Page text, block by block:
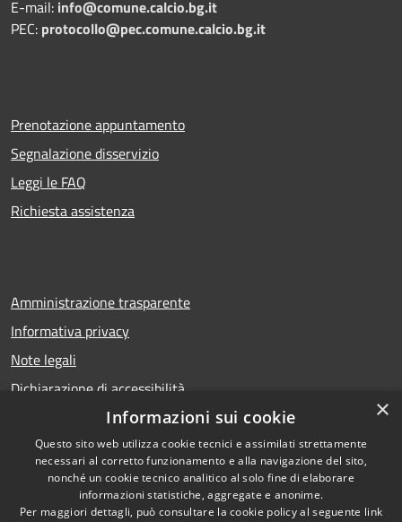
E-mail: info@comune.calcio.bg.it
PEC: protocollo@pec.comune.calcio.bg.it
Prenotazione appuntamento
Segnalazione disservizio
Leggi le FAQ
Richiesta assistenza
Amministrazione trasparente
Informativa privacy
Note legali
Dichiarazione di accessibilità
RSS
Accessibilità
Privacy
Copyright © 2026 • Comune di
Calcio • Powered by
Municipium•Accesso
×
Informazioni sui cookie
Questo sito web utilizza cookie tecnici e assimilati strettamente
necessari al corretto funzionamento e alla navigazione del sito,
nonché un cookie tecnico analitico al solo fine di elaborare
informazioni statistiche, aggregate e anonime.
Per maggiori dettagli, può consultare la cookie policy al seguente link